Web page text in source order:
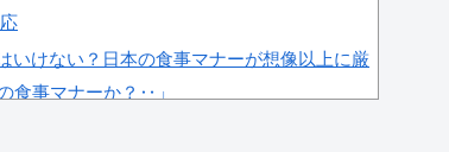
いけない？日本の食事マナーが想像以上に厳
食事マナーか？‥」